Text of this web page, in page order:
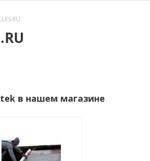
в нашем магазине